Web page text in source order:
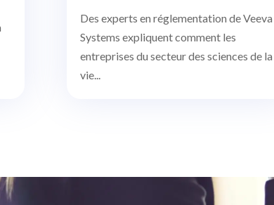
Des experts en réglementation de Veeva
Systems expliquent comment les
entreprises du secteur des sciences de la
vie...